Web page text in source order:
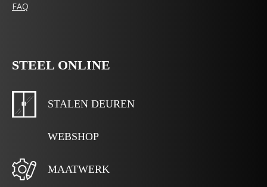
FAQ
STEEL ONLINE
STALEN DEUREN
WEBSHOP
MAATWERK